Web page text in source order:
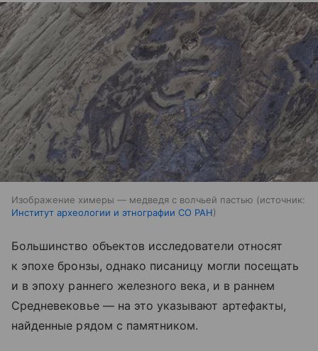
Изображение химеры — медведя с волчьей пастью
источник:
Институт археологии и этнографии СО РАН
Большинство объектов исследователи относят
к эпохе бронзы, однако писаницу могли посещать
и в эпоху раннего железного века, и в раннем
Средневековье — на это указывают артефакты,
найденные рядом с памятником.